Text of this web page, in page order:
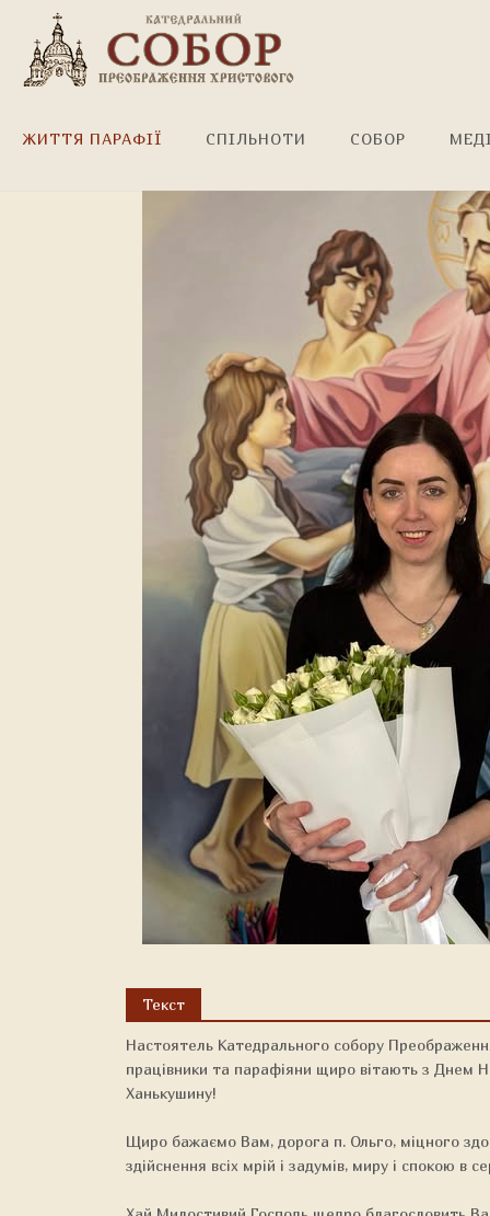
ЖИТТЯ ПАРАФІЇ СПІЛЬНОТИ СОБОР
Текст
Настоятель Катедрального собору
працівники та парафіяни щиро вітають з Днем
Ханькушину!
Щиро бажаємо Вам, дорога п. Ольго, міцного
здійснення всіх мрій і задумів, миру і спокою в